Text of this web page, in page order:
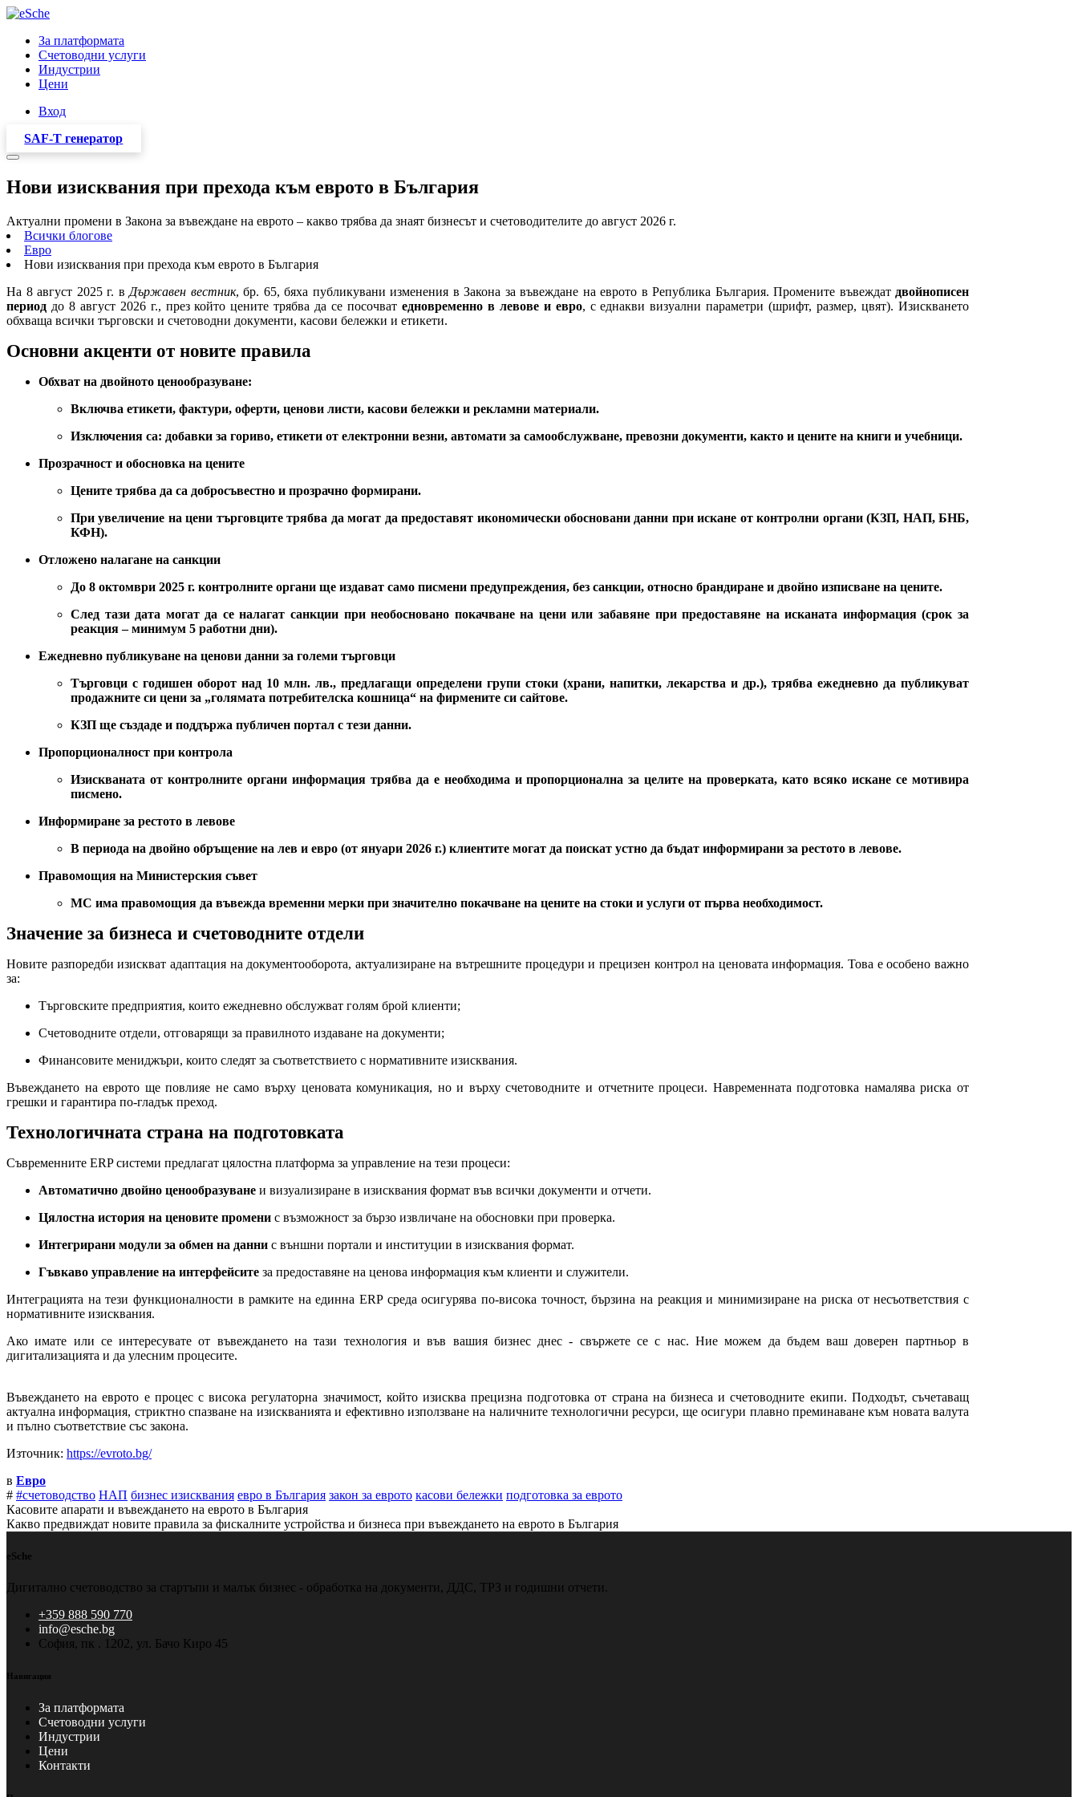
За платформата
Счетоводни услуги
Индустрии
Цени
Вход
SAF-T генератор
Нови изисквания при прехода към еврото в България
Актуални промени в Закона за въвеждане на еврото – какво трябва да знаят бизнесът и счетоводителите до август 2026 г.
Всички блогове
Евро
Нови изисквания при прехода към еврото в България
На 8 август 2025 г. в Държавен вестник, бр. 65, бяха публикувани изменения в Закона за въвеждане на еврото в Република България. Промените въвеждат двойнописен
период до 8 август 2026 г., през който цените трябва да се посочват едновременно в левове и евро, с еднакви визуални параметри (шрифт, размер, цвят). Изискването
обхваща всички търговски и счетоводни документи, касови бележки и етикети.
Основни акценти от новите правила
Обхват на двойното ценообразуване:
Включва етикети, фактури, оферти, ценови листи, касови бележки и рекламни материали.
Изключения са: добавки за гориво, етикети от електронни везни, автомати за самообслужване, превозни документи, както и цените на книги и учебници.
Прозрачност и обосновка на цените
Цените трябва да са добросъвестно и прозрачно формирани.
При увеличение на цени търговците трябва да могат да предоставят икономически обосновани данни при искане от контролни органи (КЗП, НАП, БНБ,
КФН).
Отложено налагане на санкции
До 8 октомври 2025 г. контролните органи ще издават само писмени предупреждения, без санкции, относно брандиране и двойно изписване на цените.
След тази дата могат да се налагат санкции при необосновано покачване на цени или забавяне при предоставяне на исканата информация (срок за
реакция – минимум 5 работни дни).
Ежедневно публикуване на ценови данни за големи търговци
Търговци с годишен оборот над 10 млн. лв., предлагащи определени групи стоки (храни, напитки, лекарства и др.), трябва ежедневно да публикуват
продажните си цени за „голямата потребителска кошница“ на фирмените си сайтове.
КЗП ще създаде и поддържа публичен портал с тези данни.
Пропорционалност при контрола
Изискваната от контролните органи информация трябва да е необходима и пропорционална за целите на проверката, като всяко искане се мотивира
писмено.
Информиране за рестото в левове
В периода на двойнo обръщение на лев и евро (от януари 2026 г.) клиентите могат да поискат устно да бъдат информирани за рестото в левове.
Правомощия на Министерския съвет
МС има правомощия да въвежда временни мерки при значително покачване на цените на стоки и услуги от първа необходимост.
Значение за бизнеса и счетоводните отдели
Новите разпоредби изискват адаптация на документооборота, актуализиране на вътрешните процедури и прецизен контрол на ценовата информация. Това е особено важно
за:
Търговските предприятия, които ежедневно обслужват голям брой клиенти;
Счетоводните отдели, отговарящи за правилното издаване на документи;
Финансовите мениджъри, които следят за съответствието с нормативните изисквания.
Въвеждането на еврото ще повлияе не само върху ценовата комуникация, но и върху счетоводните и отчетните процеси. Навременната подготовка намалява риска от
грешки и гарантира по-гладък преход.
Технологичната страна на подготовката
Съвременните ERP системи предлагат цялостна платформа за управление на тези процеси:
Автоматично двойно ценообразуване и визуализиране в изисквания формат във всички документи и отчети.
Цялостна история на ценовите промени с възможност за бързо извличане на обосновки при проверка.
Интегрирани модули за обмен на данни с външни портали и институции в изисквания формат.
Гъвкаво управление на интерфейсите за предоставяне на ценова информация към клиенти и служители.
Интеграцията на тези функционалности в рамките на единна ERP среда осигурява по-висока точност, бързина на реакция и минимизиране на риска от несъответствия с
нормативните изисквания.
Ако имате или се интересувате от въвеждането на тази технология и във вашия бизнес днес - свържете се с нас. Ние можем да бъдем ваш доверен партньор в
дигитализацията и да улесним процесите.
Въвеждането на еврото е процес с висока регулаторна значимост, който изисква прецизна подготовка от страна на бизнеса и счетоводните екипи. Подходът, съчетаващ
актуална информация, стриктно спазване на изискванията и ефективно използване на наличните технологични ресурси, ще осигури плавно преминаване към новата валута
и пълно съответствие със закона.
Източник: https://evroto.bg/
в Евро
# #счетоводство НАП бизнес изисквания евро в България закон за еврото касови бележки подготовка за еврото
Касовите апарати и въвеждането на еврото в България
Какво предвиждат новите правила за фискалните устройства и бизнеса при въвеждането на еврото в България
eSche
Дигитално счетоводство за стартъпи и малък бизнес - обработка на документи, ДДС, ТРЗ и годишни отчети.
+359 888 590 770
info@esche.bg
София, пк . 1202, ул. Бачо Киро 45
Навигация
За платформата
Счетоводни услуги
Индустрии
Цени
Контакти